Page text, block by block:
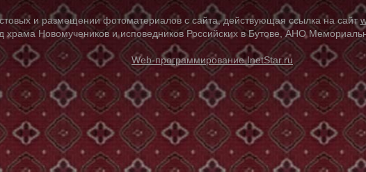
и размещении фотоматериалов с сайта, действующая ссылка на сайт
Новомучеников и исповедников Российских в Бутове, АНО
Web-программирование InetStar.ru